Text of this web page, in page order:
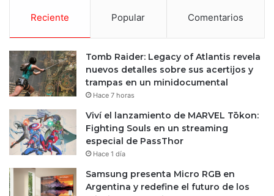
Reciente Popular Comentarios
Tomb Raider: Legacy of Atlantis revela
nuevos detalles sobre sus acertijos y
trampas en un minidocumental
Hace 7 horas
Viví el lanzamiento de MARVEL Tōkon:
Fighting Souls en un streaming
especial de PassThor
Hace 1 día
Samsung presenta Micro RGB en
Argentina y redefine el futuro de los